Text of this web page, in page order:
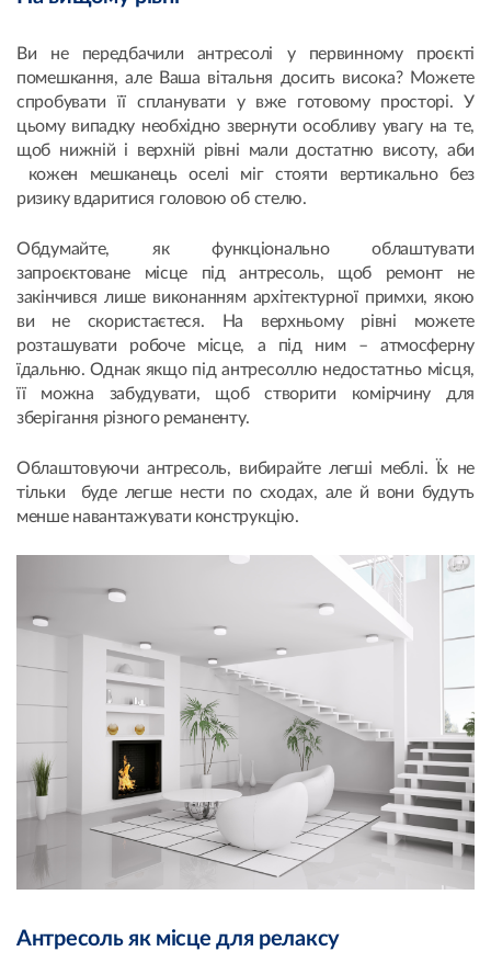
Ви не передбачили антресолі у первинному проєкті
помешкання, але Ваша вітальня досить висока? Можете
спробувати її спланувати у вже готовому просторі. У
цьому випадку необхідно звернути особливу увагу на те,
щоб нижній і верхній рівні мали достатню висоту, аби
кожен мешканець оселі міг стояти вертикально без
ризику вдаритися головою об стелю.
Обдумайте, як функціонально облаштувати
запроєктоване місце під антресоль, щоб ремонт не
закінчився лише виконанням архітектурної примхи, якою
ви не скористаєтеся. На верхньому рівні можете
розташувати робоче місце, а під ним – атмосферну
їдальню. Однак якщо під антресоллю недостатньо місця,
її можна забудувати, щоб створити комірчину для
зберігання різного реманенту.
Облаштовуючи антресоль, вибирайте легші меблі. Їх не
тільки буде легше нести по сходах, але й вони будуть
менше навантажувати конструкцію.
Антресоль як місце для релаксу